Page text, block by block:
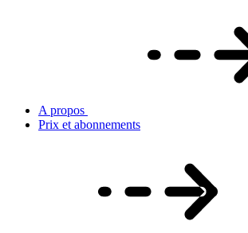
A propos
Prix et abonnements